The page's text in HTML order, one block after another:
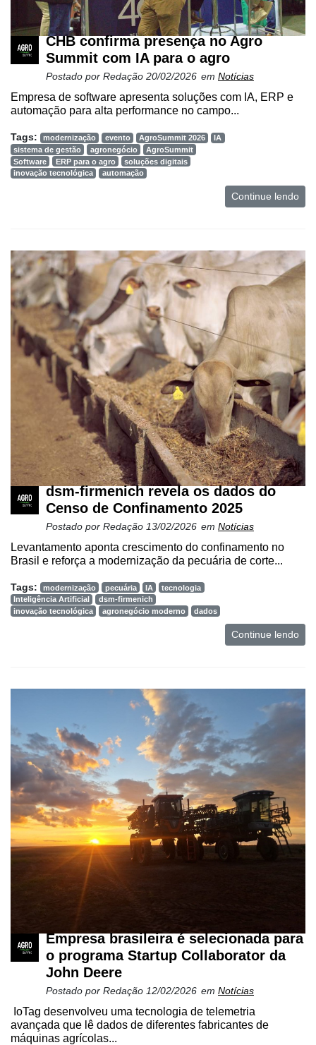
CHB confirma presença no Agro
Summit com IA para o agro
Postado por Redação 20/02/2026 em Notícias
Empresa de software apresenta soluções com IA, ERP e
automação para alta performance no campo...
Tags: modernização evento AgroSummit 2026
IA
sistema de gestão
agronegócio
AgroSummit
Software
ERP para o agro
soluções digitais
inovação tecnológica
automação
Continue lendo
dsm-firmenich revela os dados do
Censo de Confinamento 2025
Postado por Redação 13/02/2026 em Notícias
Levantamento aponta crescimento do confinamento no
Brasil e reforça a modernização da pecuária de corte...
Tags: modernização pecuária IA
tecnologia
Inteligência Artificial
dsm-firmenich
inovação tecnológica
agronegócio moderno dados
Continue lendo
Empresa brasileira é selecionada para
o programa Startup Collaborator da
John Deere
Postado por Redação 12/02/2026 em Notícias
IoTag desenvolveu uma tecnologia de telemetria
avançada que lê dados de diferentes fabricantes de
máquinas agrícolas...